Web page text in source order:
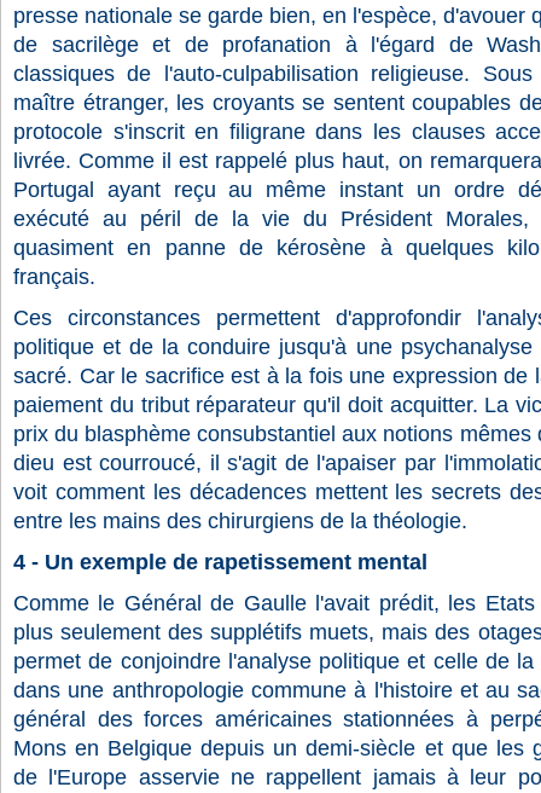
presse nationale se garde bien, en l'espèce, d'avouer
de sacrilège et de profanation à l'égard de
classiques de l'auto-culpabilisation religieuse.
maître étranger, les croyants se sentent coupables
protocole s'inscrit en filigrane dans les clauses
livrée. Comme il est rappelé plus haut, on
Portugal ayant reçu au même instant un ordre
exécuté au péril de la vie du Président Morales,
quasiment en panne de kérosène à quelques
français.
Ces circonstances permettent d'approfondir
politique et de la conduire jusqu'à une
sacré. Car le sacrifice est à la fois une expression de
paiement du tribut réparateur qu'il doit acquitter. La
prix du blasphème consubstantiel aux notions
dieu est courroucé, il s'agit de l'apaiser par
voit comment les décadences mettent les secrets
entre les mains des chirurgiens de la théologie.
4 - Un exemple de rapetissement mental
Comme le Général de Gaulle l'avait prédit, les
plus seulement des supplétifs muets, mais des
permet de conjoindre l'analyse politique et celle de
dans une anthropologie commune à l'histoire et au
général des forces américaines stationnées à
Mons en Belgique depuis un demi-siècle et que les
de l'Europe asservie ne rappellent jamais à leur